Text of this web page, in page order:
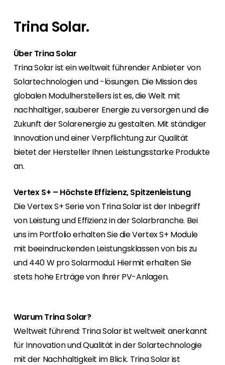
heraus, wo Sie sich uns anschließen können,
oder nutzen Sie unsere kostenlosen
persönlichen Kontakt zu allen Abteilungen und
finden ein marktgerechtes Portfolio.
Segen Team
Lernen Sie unsere PV-Experten kennen.
Kunden-Portal
Unser Kunden-Portal bietet 24/7 Live-Preise,
Produktverfügbarkeit und Dokumentation!
Blog
Bleiben Sie auf dem Laufenden mit
Karriere
Sie suchen nach einem Job in der
Erneuerbaren Energie Branche? Dann sind Sie
bei uns richtig!
Hauseigentümer
Wenn Sie auf der Suche nach wichtigen
Sie sind ein PV-Profi? Dann werden Sie noch
heute Segen Partner und profitieren Sie von
unseren Vorteilen!
Finden Sie einen PV-Installateur in Ihrer
Region
Sie sind Privatkunde und sind auf der Suche
nach einem passenden PV-Installateur? Dann
sind Sie bei uns genau richtig.
Trina Solar.
Über Trina Solar
Trina Solar ist ein weltweit führender Anbieter von
Solartechnologien und -lösungen. Die Mission des
globalen Modulherstellers ist es, die Welt mit
nachhaltiger, sauberer Energie zu versorgen und die
Zukunft der Solarenergie zu gestalten. Mit ständiger
Innovation und einer Verpflichtung zur Qualität
bietet der Hersteller Ihnen Leistungsstarke Produkte
an.
​Vertex S+ – Höchste Effizienz, Spitzenleistung
Die Vertex S+ Serie von Trina Solar ist der Inbegriff
von Leistung und Effizienz in der Solarbranche. Bei
uns im Portfolio erhalten Sie die Vertex S+ Module
mit beeindruckenden Leistungsklassen von bis zu
und 440 W pro Solarmodul. Hiermit erhalten Sie
stets hohe Erträge von Ihrer PV-Anlagen.
Warum Trina Solar?
Weltweit führend: Trina Solar ist weltweit anerkannt
für Innovation und Qualität in der Solartechnologie
mit der Nachhaltigkeit im Blick. Trina Solar ist